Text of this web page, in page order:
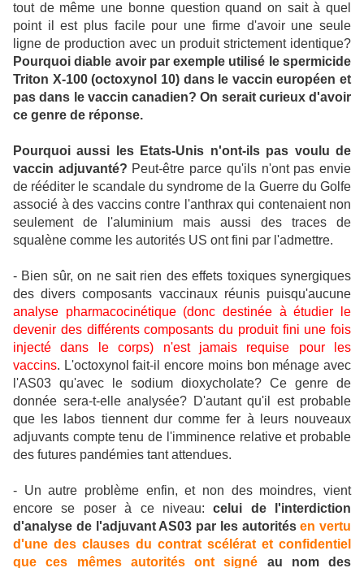
tout de même une bonne question quand on sait à quel
point il est plus facile pour une firme d'avoir une seule
ligne de production avec un produit strictement identique?
Pourquoi diable avoir par exemple utilisé le spermicide
Triton X-100 (octoxynol 10) dans le vaccin européen et
pas dans le vaccin canadien? On serait curieux d'avoir
ce genre de réponse.
Pourquoi aussi les Etats-Unis n'ont-ils pas voulu de
vaccin adjuvanté? Peut-être parce qu'ils n'ont pas envie
de rééditer le scandale du syndrome de la Guerre du Golfe
associé à des vaccins contre l'anthrax qui contenaient non
seulement de l'aluminium mais aussi des traces de
squalène comme les autorités US ont fini par l'admettre.
- Bien sûr, on ne sait rien des effets toxiques synergiques
des divers composants vaccinaux réunis puisqu'aucune
analyse pharmacocinétique (donc destinée à étudier le
devenir des différents composants du produit fini une fois
injecté dans le corps) n'est jamais requise pour les
vaccins. L'octoxynol fait-il encore moins bon ménage avec
l'AS03 qu'avec le sodium dioxycholate? Ce genre de
donnée sera-t-elle analysée? D'autant qu'il est probable
que les labos tiennent dur comme fer à leurs nouveaux
adjuvants compte tenu de l'imminence relative et probable
des futures pandémies tant attendues.
- Un autre problème enfin, et non des moindres, vient
encore se poser à ce niveau:celui de l'interdiction
d'analyse de l'adjuvant AS03 par les autoritésen vertu
d'une des clauses du contrat scélérat et confidentiel
que ces mêmes autorités ont signé au nom des